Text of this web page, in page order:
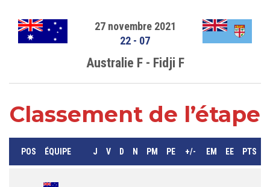
27 novembre 2021
22 - 07
Australie F - Fidji F
Classement de l’étape
POS ÉQUIPE J V D N PM PE +/- EM EE PTS